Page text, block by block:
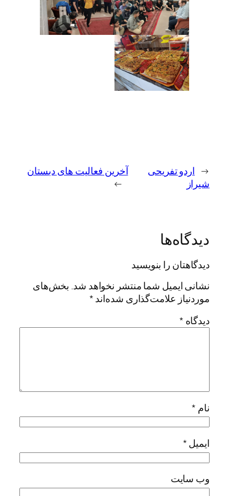
← اردو تفریحی
شیراز
آخرین فعالیت های دبستان
→
دیدگاه‌ها
دیدگاهتان را بنویسید
نشانی ایمیل شما منتشر نخواهد شد. بخش‌های
موردنیاز علامت‌گذاری شده‌اند*
دیدگاه *
نام *
ایمیل*
وب‌ سایت